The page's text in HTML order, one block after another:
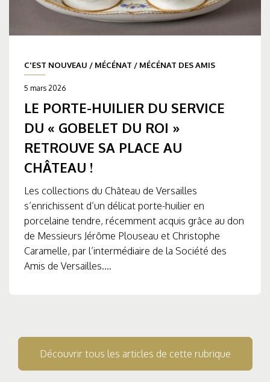
C'EST NOUVEAU / MÉCÉNAT / MÉCÉNAT DES AMIS
5 mars 2026
LE PORTE-HUILIER DU SERVICE
DU « GOBELET DU ROI »
RETROUVE SA PLACE AU
CHÂTEAU !
Les collections du Château de Versailles
s’enrichissent d’un délicat porte-huilier en
porcelaine tendre, récemment acquis grâce au don
de Messieurs Jérôme Plouseau et Christophe
Caramelle, par l’intermédiaire de la Société des
Amis de Versailles....
Découvrir tous les articles de cette rubrique